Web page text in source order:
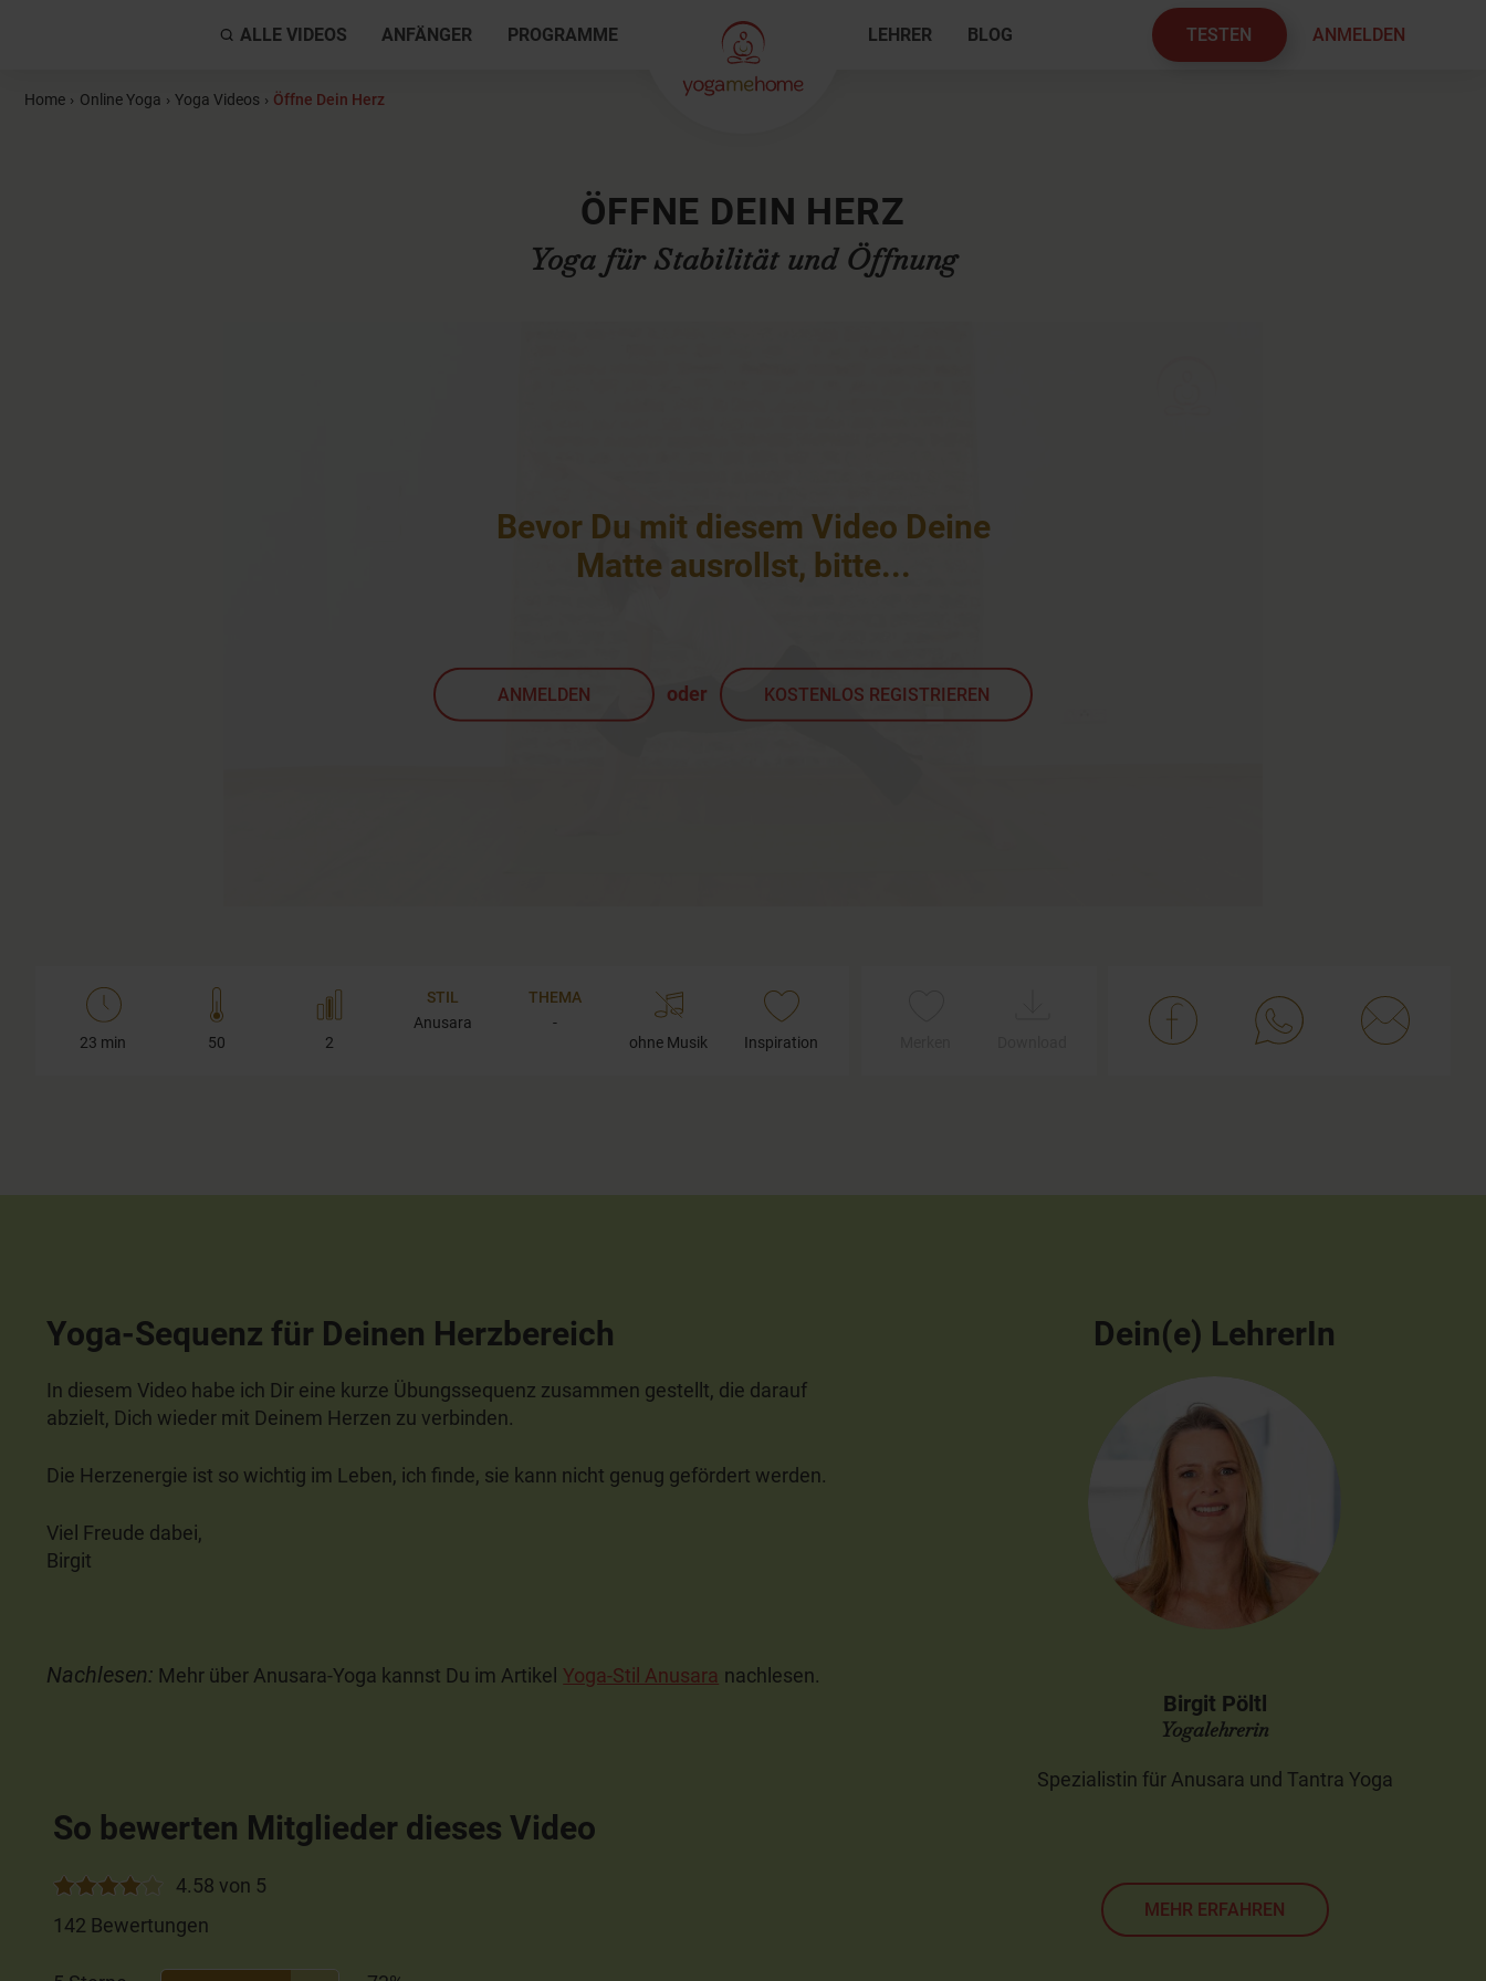
ALLE VIDEOS ANFÄNGER PROGRAMME LEHRER BLOG TESTEN ANMELDEN
Home › Online Yoga › Yoga Videos › Öffne Dein Herz
ÖFFNE DEIN HERZ
Yoga für Stabilität und Öffnung
Bevor Du mit diesem Video Deine
Matte ausrollst, bitte...
ANMELDEN oder KOSTENLOS REGISTRIEREN
23 min 50 2
STIL
Anusara
THEMA
-
ohne Musik
Inspiration
Yoga-Sequenz für Deinen Herzbereich
In diesem Video habe ich Dir eine kurze Übungssequenz zusammen gestellt, die darauf
abzielt, Dich wieder mit Deinem Herzen zu verbinden.
Die Herzenergie ist so wichtig im Leben, ich finde, sie kann nicht genug gefördert werden.
Viel Freude dabei,
Birgit
Nachlesen: Mehr über Anusara-Yoga kannst Du im Artikel Yoga-Stil Anusara nachlesen.
So bewerten Mitglieder dieses Video
4.58 von 5
142 Bewertungen
Dein(e) LehrerIn
Birgit Pöltl
Yogalehrerin
Spezialistin für Anusara und Tantra Yoga
MEHR ERFAHREN